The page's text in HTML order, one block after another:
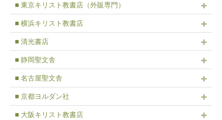
■ 東京キリスト教書店（外販専門）
■ 横浜キリスト教書店
■ 清光書店
■ 静岡聖文舎
■ 名古屋聖文舎
■ 京都ヨルダン社
■ 大阪キリスト教書店